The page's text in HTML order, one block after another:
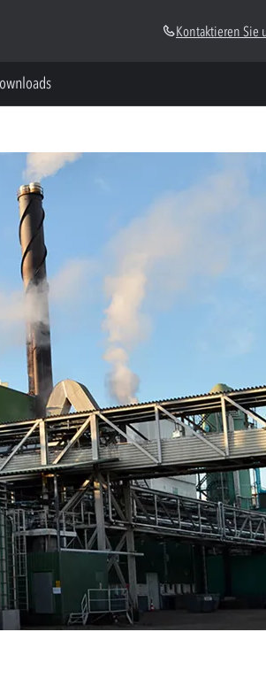
Kontaktieren Sie